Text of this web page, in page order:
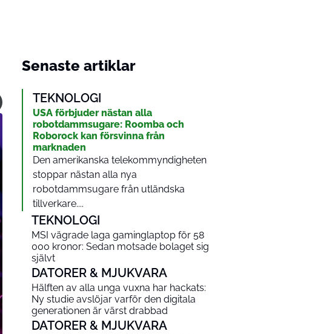
Senaste artiklar
TEKNOLOGI
USA förbjuder nästan alla
robotdammsugare: Roomba och
Roborock kan försvinna från
marknaden
Den amerikanska telekommyndigheten
stoppar nästan alla nya
robotdammsugare från utländska
tillverkare....
TEKNOLOGI
MSI vägrade laga gaminglaptop för 58
000 kronor: Sedan motsade bolaget sig
självt
DATORER & MJUKVARA
Hälften av alla unga vuxna har hackats:
Ny studie avslöjar varför den digitala
generationen är värst drabbad
DATORER & MJUKVARA